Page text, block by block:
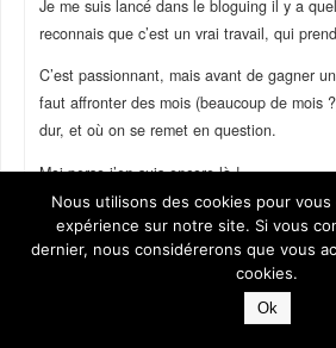
Je me suis lancé dans le bloguing il y a
reconnais que c’est un vrai travail, qui
C’est passionnant, mais avant de gagner
faut affronter des mois (beaucoup de mois
dur, et où on se remet en question.
Moi perso j’en suis encore là !
Mais le bloguing n’est pas mon premier
convaincu de ce qui est dit dans cet article
surmonter l’échec, c’est ça qui fait la
Mais quand même, ça fait du bien de le lire !
Nous utilisons des cookies pour vous
expérience sur notre site. Si vous
dernier, nous considérerons que vous
cookies.
Ok